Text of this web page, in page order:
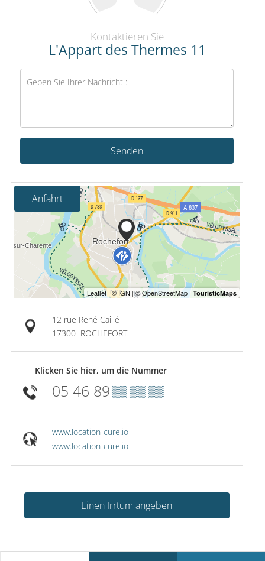
Kontaktieren Sie
L'Appart des Thermes 11
Senden
Anfahrt
12 rue René Caillé
17300 ROCHEFORT
Klicken Sie hier, um die Nummer
05 46 89▒▒ ▒▒ ▒▒
www.location-cure.io
www.location-cure.io
Einen Irrtum angeben